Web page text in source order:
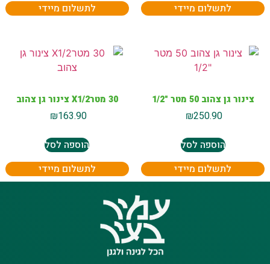
לתשלום מיידי
לתשלום מיידי
צינור גן צהוב 50 מטר "1/2
₪250.90
הוספה לסל
לתשלום מיידי
30 מטרX1/2 צינור גן צהוב
₪163.90
הוספה לסל
לתשלום מיידי